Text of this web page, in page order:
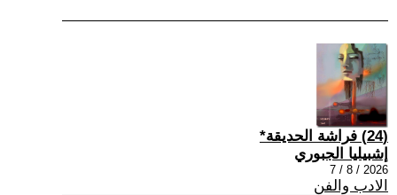
(24) فراشة الحديقة*
إشبيليا الجبوري
2026 / 8 / 7
الادب والفن